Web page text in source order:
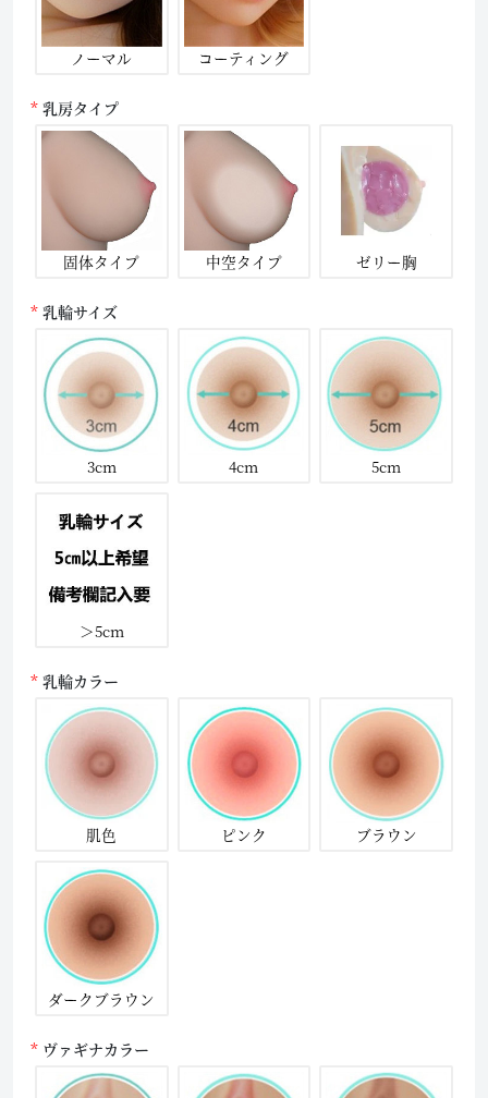
ノーマル コーティング
乳房タイプ
固体タイプ 中空タイプ ゼリー胸
乳輪サイズ
3cm 4cm 5cm
＞5cm
乳輪カラー
肌色 ピンク ブラウン
ダークブラウン
ヴァギナカラー